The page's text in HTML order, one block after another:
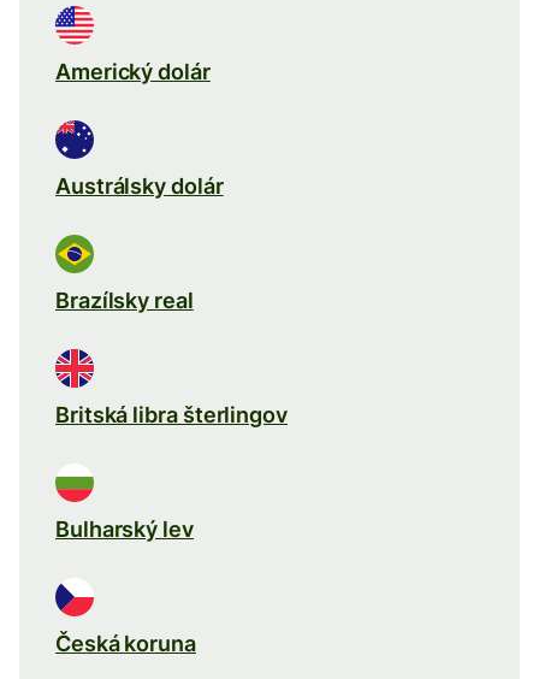
Americký dolár
Austrálsky dolár
Brazílsky real
Britská libra šterlingov
Bulharský lev
Česká koruna